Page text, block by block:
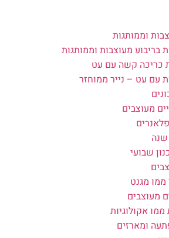
וממותגות
בריבוע מעוצבות וממותגות
כריכה קשה עם עט
עם עט – נייר ממוחזר
מעוצבים
שבועי
מגנט
מעוצבים
ממו אקולוגיות
ומארזים